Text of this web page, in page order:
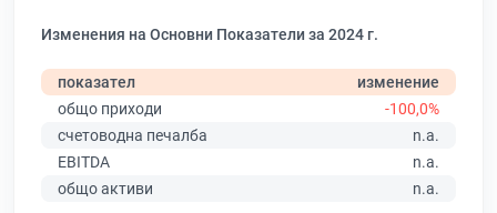
Изменения на Основни Показатели за 2024 г.
показател
изменение
общо приходи
-100,0%
счетоводна печалба
n.a.
EBITDA
n.a.
общо активи
n.a.